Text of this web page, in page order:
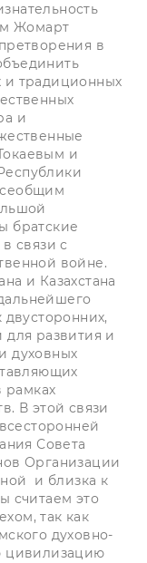
Жомарт
в
и традиционных
и
и
братские
связи с
войне.
и Казахстана
двусторонних,
развития и
духовных
рамках
В этой связи
Совета
Организации
и близка к
считаем это
так как
духовно-
цивилизацию